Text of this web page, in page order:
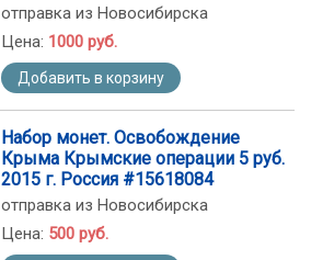
отправка из Новосибирска
Цена: 1000 руб.
Добавить в корзину
Набор монет. Освобождение
Крыма Крымские операции 5 руб.
2015 г. Россия #15618084
отправка из Новосибирска
Цена: 500 руб.